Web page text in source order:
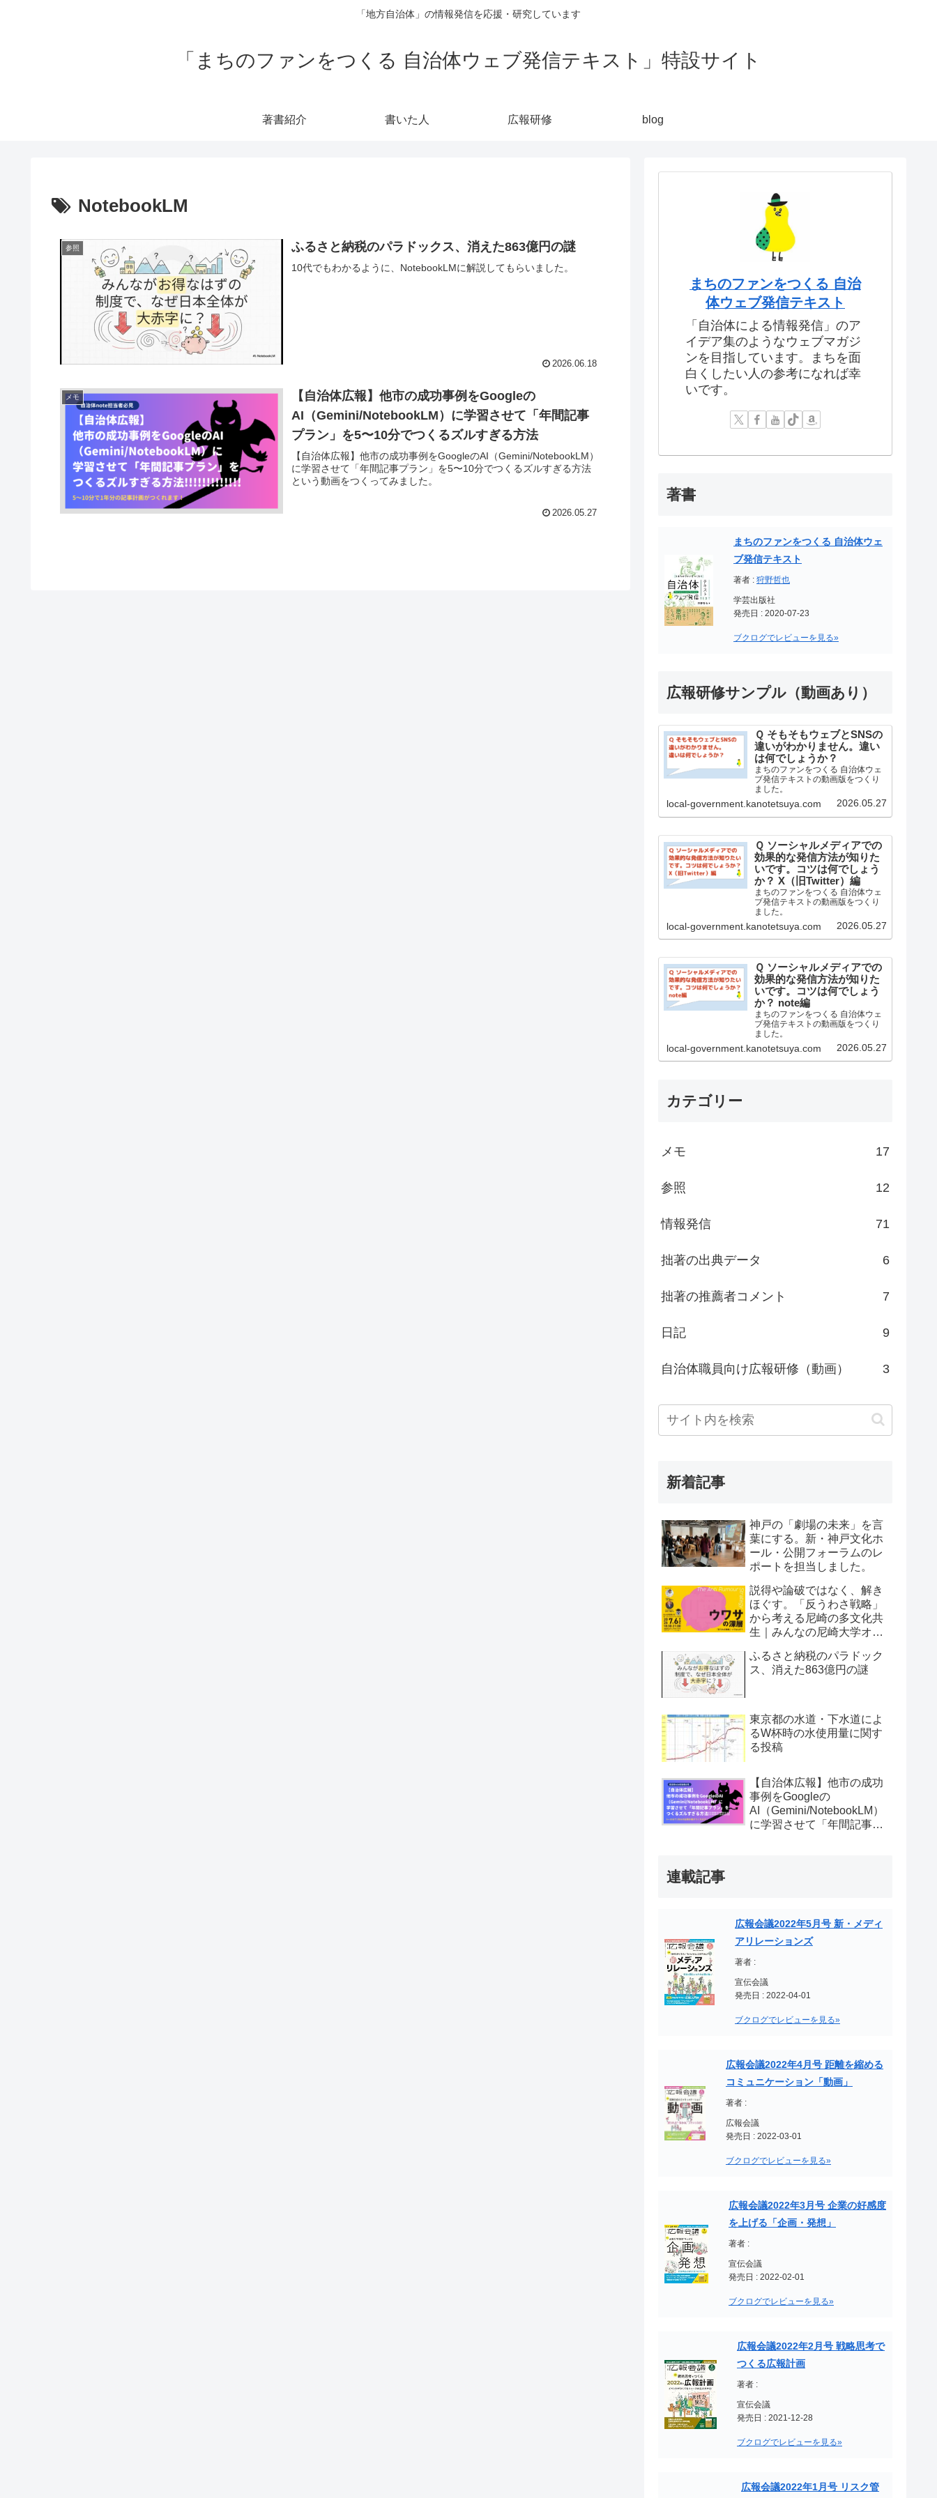
「地方自治体」の情報発信を応援・研究しています
「まちのファンをつくる 自治体ウェブ発信テキスト」特設サイト
著書紹介 書いた人 広報研修 blog
NotebookLM
参照 ふるさと納税のパラドックス、消えた863億円の謎
10代でもわかるように、NotebookLMに解説してもらいました。
2026.06.18
メモ
【自治体広報】他市の成功事例をGoogleの
AI（Gemini/NotebookLM）に学習させて「年間記事
プラン」を5〜10分でつくるズルすぎる方法
【自治体広報】他市の成功事例をGoogleのAI（Gemini/NotebookLM）
に学習させて「年間記事プラン」を5〜10分でつくるズルすぎる方法
という動画をつくってみました。
2026.05.27
まちのファンをつくる 自治
体ウェブ発信テキスト
「自治体による情報発信」のア
イデア集のようなウェブマガジ
ンを目指しています。まちを面
白くしたい人の参考になれば幸
いです。
著書
まちのファンをつくる 自治体ウェ
ブ発信テキスト
著者 : 狩野哲也
学芸出版社
発売日 : 2020-07-23
ブクログでレビューを見る»
広報研修サンプル（動画あり）
Ｑ そもそもウェブとSNSの
違いがわかりません。違い
は何でしょうか？
まちのファンをつくる 自治体ウェ
ブ発信テキストの動画版をつくり
ました。
local-government.kanotetsuya.com 2026.05.27
Ｑ ソーシャルメディアでの
効果的な発信方法が知りた
いです。コツは何でしょう
か？ X（旧Twitter）編
まちのファンをつくる 自治体ウェ
ブ発信テキストの動画版をつくり
ました。
local-government.kanotetsuya.com 2026.05.27
Ｑ ソーシャルメディアでの
効果的な発信方法が知りた
いです。コツは何でしょう
か？ note編
まちのファンをつくる 自治体ウェ
ブ発信テキストの動画版をつくり
ました。
local-government.kanotetsuya.com 2026.05.27
カテゴリー
メモ 17
参照 12
情報発信 71
拙著の出典データ 6
拙著の推薦者コメント 7
日記 9
自治体職員向け広報研修（動画） 3
新着記事
神戸の「劇場の未来」を言
葉にする。新・神戸文化ホ
ール・公開フォーラムのレ
ポートを担当しました。
説得や論破ではなく、解き
ほぐす。「反うわさ戦略」
から考える尼崎の多文化共
生｜みんなの尼崎大学オー
ふるさと納税のパラドック
ス、消えた863億円の謎
東京都の水道・下水道によ
るW杯時の水使用量に関す
る投稿
【自治体広報】他市の成功
事例をGoogleの
AI（Gemini/NotebookLM）
に学習させて「年間記事プ
連載記事
広報会議2022年5月号 新・メディ
アリレーションズ
著者 :
宣伝会議
発売日 : 2022-04-01
ブクログでレビューを見る»
広報会議2022年4月号 距離を縮める
コミュニケーション「動画」
著者 :
広報会議
発売日 : 2022-03-01
ブクログでレビューを見る»
広報会議2022年3月号 企業の好感度
を上げる「企画・発想」
著者 :
宣伝会議
発売日 : 2022-02-01
ブクログでレビューを見る»
広報会議2022年2月号 戦略思考で
つくる広報計画
著者 :
宣伝会議
発売日 : 2021-12-28
ブクログでレビューを見る»
広報会議2022年1月号 リスク管